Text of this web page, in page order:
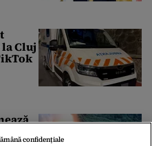
Cluj
confidențiale